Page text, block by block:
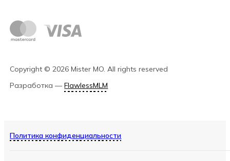
Copyright ©2026 Mister MO. All rights reserved
Разработка —FlawlessMLM
Политика конфиденциальности